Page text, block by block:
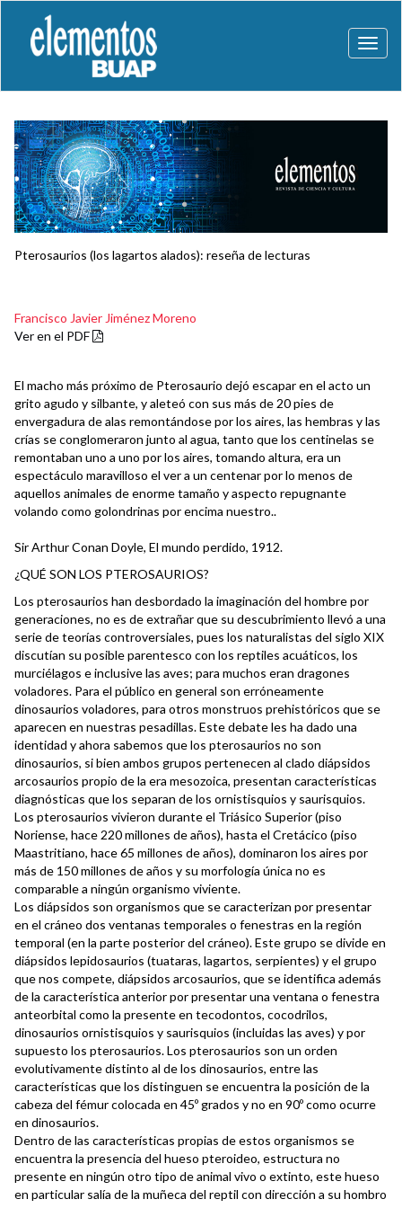
Pterosaurios (los lagartos alados): reseña de lecturas
Francisco Javier Jiménez Moreno
Ver en el PDF
El macho más próximo de Pterosaurio dejó escapar en el acto un
grito agudo y silbante, y aleteó con sus más de 20 pies de
envergadura de alas remontándose por los aires, las hembras y las
crías se conglomeraron junto al agua, tanto que los centinelas se
remontaban uno a uno por los aires, tomando altura, era un
espectáculo maravilloso el ver a un centenar por lo menos de
aquellos animales de enorme tamaño y aspecto repugnante
volando como golondrinas por encima nuestro..
Sir Arthur Conan Doyle, El mundo perdido, 1912.
¿QUÉ SON LOS PTEROSAURIOS?
Los pterosaurios han desbordado la imaginación del hombre por
generaciones, no es de extrañar que su descubrimiento llevó a una
serie de teorías controversiales, pues los naturalistas del siglo XIX
discutían su posible parentesco con los reptiles acuáticos, los
murciélagos e inclusive las aves; para muchos eran dragones
voladores. Para el público en general son erróneamente
dinosaurios voladores, para otros monstruos prehistóricos que se
aparecen en nuestras pesadillas. Este debate les ha dado una
identidad y ahora sabemos que los pterosaurios no son
dinosaurios, si bien ambos grupos pertenecen al clado diápsidos
arcosaurios propio de la era mesozoica, presentan características
diagnósticas que los separan de los ornistisquios y saurisquios.
Los pterosaurios vivieron durante el Triásico Superior (piso
Noriense, hace 220 millones de años), hasta el Cretácico (piso
Maastritiano, hace 65 millones de años), dominaron los aires por
más de 150 millones de años y su morfología única no es
comparable a ningún organismo viviente.
Los diápsidos son organismos que se caracterizan por presentar
en el cráneo dos ventanas temporales o fenestras en la región
temporal (en la parte posterior del cráneo). Este grupo se divide en
diápsidos lepidosaurios (tuataras, lagartos, serpientes) y el grupo
que nos compete, diápsidos arcosaurios, que se identifica además
de la característica anterior por presentar una ventana o fenestra
anteorbital como la presente en tecodontos, cocodrilos,
dinosaurios ornistisquios y saurisquios (incluidas las aves) y por
supuesto los pterosaurios. Los pterosaurios son un orden
evolutivamente distinto al de los dinosaurios, entre las
características que los distinguen se encuentra la posición de la
cabeza del fémur colocada en 45º grados y no en 90º como ocurre
en dinosaurios.
Dentro de las características propias de estos organismos se
encuentra la presencia del hueso pteroideo, estructura no
presente en ningún otro tipo de animal vivo o extinto, este hueso
en particular salía de la muñeca del reptil con dirección a su hombro